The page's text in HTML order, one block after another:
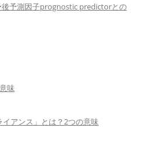
予測因子prognostic predictorとの
味
アンス」とは？2つの意味